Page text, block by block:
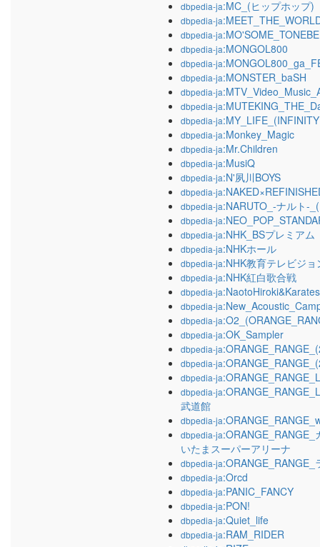
dbpedia-ja:MC_(ヒップホップ)
dbpedia-ja
dbpedia-ja
dbpedia-ja:MONGOL800
dbpedia-ja
dbpedia-ja:MONSTER_baSH
dbpedia-ja
dbpedia-ja
dbpedia-ja
dbpedia-ja:Monkey_Magic
dbpedia-ja:Mr.Children
dbpedia-ja:MusiQ
dbpedia-ja:N'夙川BOYS
dbpedia-ja
dbpedia-ja:NARUTO_-ナルト-
dbpedia-ja
dbpedia-ja:NHK_BSプレミアム
dbpedia-ja:NHKホール
dbpedia-ja:NHK教育テレビジョ
dbpedia-ja:NHK紅白歌合戦
dbpedia-ja
dbpedia-ja
dbpedia-ja
dbpedia-ja:OK_Sampler
dbpedia-ja
dbpedia-ja
dbpedia-ja
dbpedia-ja
武道館
dbpedia-ja
dbpedia-ja
いたまスーパーアリーナ
dbpedia-ja
dbpedia-ja:Orcd
dbpedia-ja:PANIC_FANCY
dbpedia-ja:PON!
dbpedia-ja:Quiet_life
dbpedia-ja:RAM_RIDER